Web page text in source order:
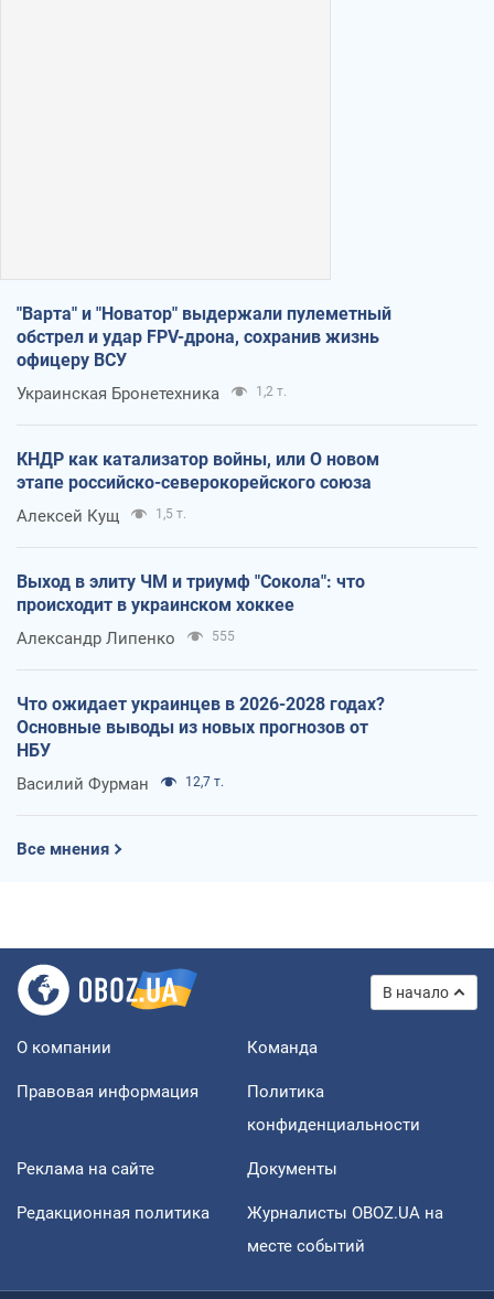
"Варта" и "Новатор" выдержали пулеметный
обстрел и удар FPV-дрона, сохранив жизнь
офицеру ВСУ
Украинская Бронетехника 1,2 т.
КНДР как катализатор войны, или О новом
этапе российско-северокорейского союза
Алексей Кущ 1,5 т.
Выход в элиту ЧМ и триумф "Сокола": что
происходит в украинском хоккее
Александр Липенко 555
Что ожидает украинцев в 2026-2028 годах?
Основные выводы из новых прогнозов от
НБУ
Василий Фурман 12,7 т.
Все мнения
В начало
О компании Команда
Правовая информация
Политика
конфиденциальности
Реклама на сайте Документы
Редакционная политика
Журналисты OBOZ.UA на
месте событий